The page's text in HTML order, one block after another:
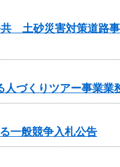
土砂災害対策道路
人づくりツアー事業
一般競争入札公告